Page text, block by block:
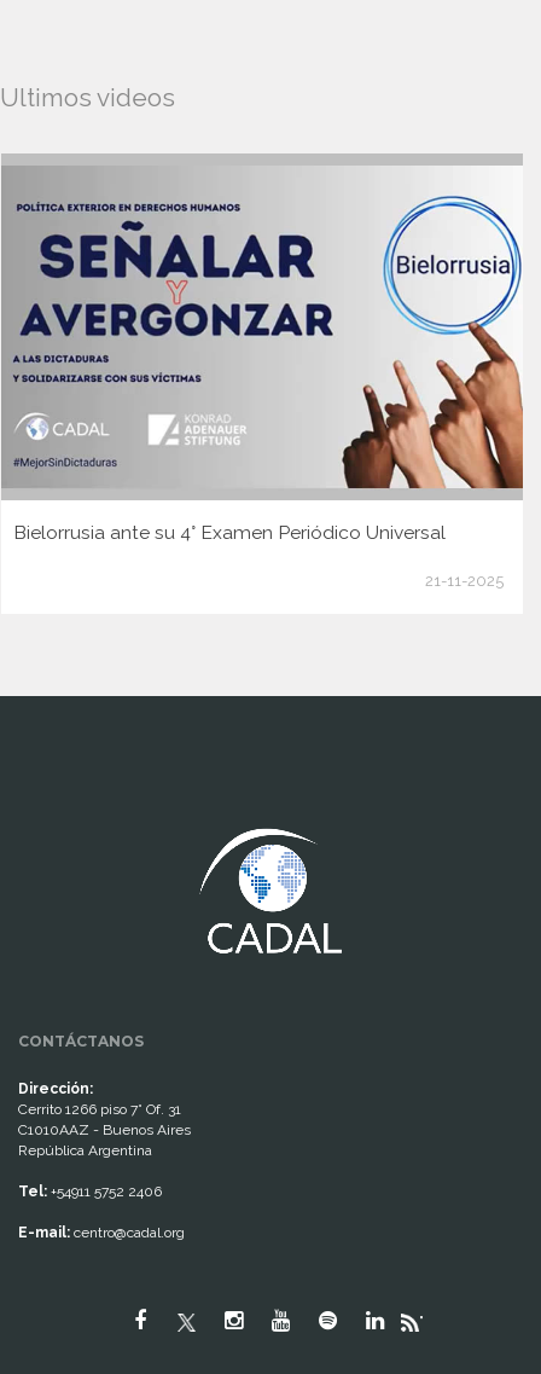
Ultimos videos
Bielorrusia ante su 4° Examen Periódico Universal
21-11-2025
CONTÁCTANOS
Dirección:
Cerrito 1266 piso 7° Of. 31
C1010AAZ - Buenos Aires
República Argentina
Tel: +54911 5752 2406
E-mail: centro@cadal.org
"